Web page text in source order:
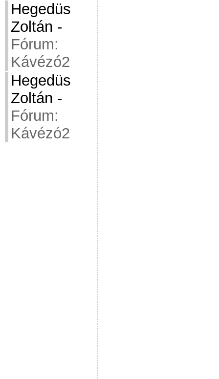
Hegedüs
Zoltán -
Fórum:
Kávézó2
Hegedüs
Zoltán -
Fórum:
Kávézó2